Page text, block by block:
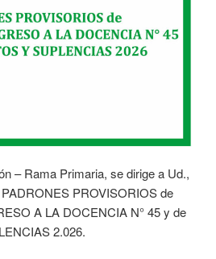
– Rama Primaria, se dirige a Ud.,
PROVISORIOS de
A LA DOCENCIA N° 45 y de
2.026.